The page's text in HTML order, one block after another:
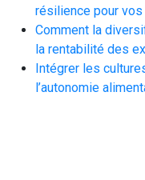
résilience pour
Comment la
la rentabilité des
Intégrer les
l’autonomie